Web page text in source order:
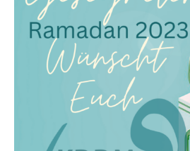
Jugendberufsförderung
KDDM-Cup 2026
Anmeldung Stand
Anmeldung Fußballmannschaften
Anmeldung Helfer*innen